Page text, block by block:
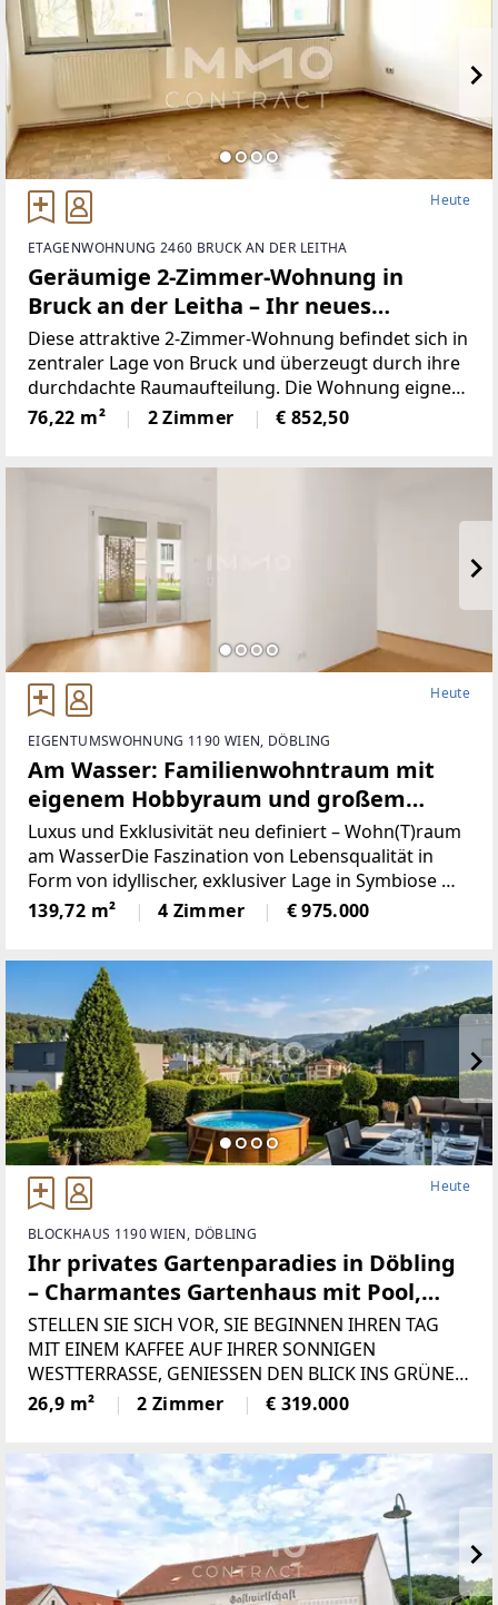
Heute
ETAGENWOHNUNG 2460 BRUCK AN DER LEITHA
Geräumige 2-Zimmer-Wohnung in
Bruck an der Leitha – Ihr neues
Zuhause!
Diese attraktive 2-Zimmer-Wohnung befindet sich in
zentraler Lage von Bruck und überzeugt durch ihre
durchdachte Raumaufteilung. Die Wohnung eignet
sich ideal für Singles oder Paare, die urbanes
Wohnen mit hoher Lebensqualität verbinden
76,22 m² 2 Zimmer € 852,50
Heute
EIGENTUMSWOHNUNG 1190 WIEN, DÖBLING
Am Wasser: Familienwohntraum mit
eigenem Hobbyraum und großem
Eigengarten
Luxus und Exklusivität neu definiert – Wohn(T)raum
am WasserDie Faszination von Lebensqualität in
Form von idyllischer, exklusiver Lage in Symbiose mit
Wohntraum, der den höchsten Ansprüchen genügt,
wird hier perfekt zur Vollendung gebracht.
139,72 m² 4 Zimmer € 975.000
Heute
BLOCKHAUS 1190 WIEN, DÖBLING
Ihr privates Gartenparadies in Döbling
– Charmantes Gartenhaus mit Pool,
Sonnenterrasse & traumhaftem
Ausblick!
STELLEN SIE SICH VOR, SIE BEGINNEN IHREN TAG
MIT EINEM KAFFEE AUF IHRER SONNIGEN
WESTTERRASSE, GENIESSEN DEN BLICK INS GRÜNE
UND LASSEN DEN ABEND BEI EINEM SPRUNG IN
DEN EIGENEN POOL AUSKLINGEN. DIESES
RUHE, PRIVATSPHÄRE
26,9 m² 2 Zimmer € 319.000